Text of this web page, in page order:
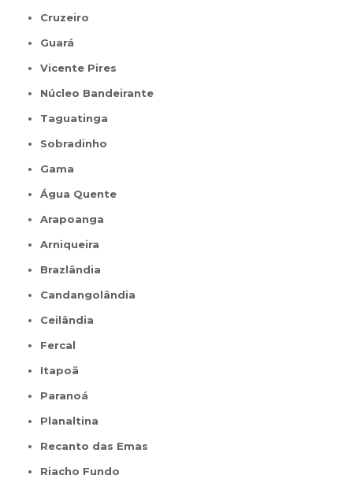
Cruzeiro
Guará
Vicente Pires
Núcleo Bandeirante
Taguatinga
Sobradinho
Gama
Água Quente
Arapoanga
Arniqueira
Brazlândia
Candangolândia
Ceilândia
Fercal
Itapoã
Paranoá
Planaltina
Recanto das Emas
Riacho Fundo